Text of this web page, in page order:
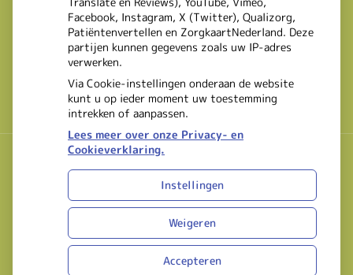
Uw Zorg Online|Beheer
Bezoek
onze
facebook
Bezoek
onze
Instagram
Privacy verklaring Cookie-instellingen Voorwaarden
Facebook, Instagram, X (Twitter), Qualizorg,
Patiëntenvertellen en ZorgkaartNederland. Deze
partijen kunnen gegevens zoals uw IP-adres
verwerken.
Via Cookie-instellingen onderaan de website
kunt u op ieder moment uw toestemming
intrekken of aanpassen.
Lees meer over onze Privacy- en
Cookieverklaring.
Instellingen
Weigeren
Accepteren